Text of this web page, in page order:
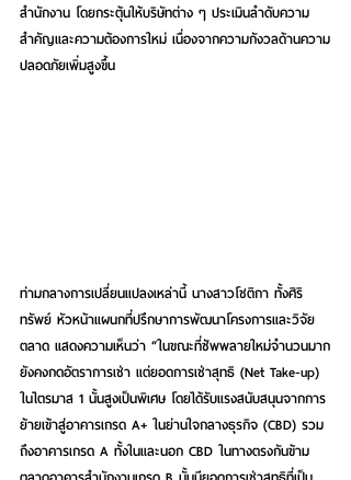
สำนักงาน โดยกระตุ้นให้บริษัทต่าง ๆ ประเมินลำดับความ
สำคัญและความต้องการใหม่ เนื่องจากความกังวลด้านความ
ปลอดภัยเพิ่มสูงขึ้น
ท่ามกลางการเปลี่ยนแปลงเหล่านี้ นางสาวโชติกา ทั้งศิริ
ทรัพย์ หัวหน้าแผนกที่ปรึกษาการพัฒนาโครงการและวิจัย
ตลาด แสดงความเห็นว่า “ในขณะที่ซัพพลายใหม่จำนวนมาก
ยังคงกดอัตราการเช่า แต่ยอดการเช่าสุทธิ (Net Take-up)
ในไตรมาส 1 นั้นสูงเป็นพิเศษ โดยได้รับแรงสนับสนุนจากการ
ย้ายเข้าสู่อาคารเกรด A+ ในย่านใจกลางธุรกิจ (CBD) รวม
ถึงอาคารเกรด A ทั้งในและนอก CBD ในทางตรงกันข้าม